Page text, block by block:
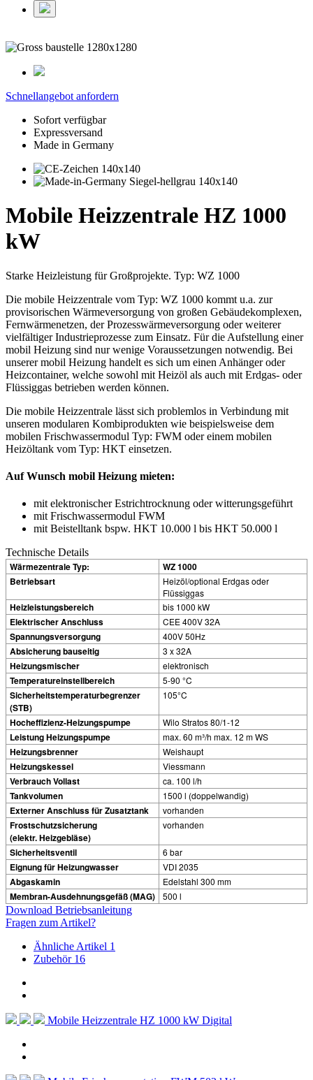
Schnellangebot anfordern
Sofort verfügbar
Expressversand
Made in Germany
Mobile Heizzentrale HZ 1000
kW
Starke Heizleistung für Großprojekte. Typ: WZ 1000
Die mobile Heizzentrale vom Typ: WZ 1000 kommt u.a. zur
provisorischen Wärmeversorgung von großen Gebäudekomplexen,
Fernwärmenetzen, der Prozesswärmeversorgung oder weiterer
vielfältiger Industrieprozesse zum Einsatz. Für die Aufstellung einer
mobil Heizung sind nur wenige Voraussetzungen notwendig. Bei
unserer mobil Heizung handelt es sich um einen Anhänger oder
Heizcontainer, welche sowohl mit Heizöl als auch mit Erdgas- oder
Flüssiggas betrieben werden können.
Die mobile Heizzentrale lässt sich problemlos in Verbindung mit
unseren modularen Kombiprodukten wie beispielsweise dem
mobilen Frischwassermodul Typ: FWM oder einem mobilen
Heizöltank vom Typ: HKT einsetzen.
Auf Wunsch mobil Heizung mieten:
mit elektronischer Estrichtrocknung oder witterungsgeführt
mit Frischwassermodul FWM
mit Beistelltank bspw. HKT 10.000 l bis HKT 50.000 l
Technische Details
Wärmezentrale Typ:
WZ 1000
Betriebsart
Heizöl/optional Erdgas oder
Flüssiggas
Heizleistungsbereich bis 1000 kW
Elektrischer Anschluss CEE 400V 32A
Spannungsversorgung 400V 50Hz
Absicherung bauseitig 3 x 32A
Heizungsmischer elektronisch
Temperatureinstellbereich 5-90 °C
Sicherheitstemperaturbegrenzer
(STB)
105°C
Hocheffizienz-Heizungspumpe Wilo Stratos 80/1-12
Leistung Heizungspumpe max. 60 m³/h max. 12 m WS
Heizungsbrenner Weishaupt
Heizungskessel Viessmann
Verbrauch Vollast ca. 100 l/h
Tankvolumen 1500 l (doppelwandig)
Externer Anschluss für Zusatztank vorhanden
Frostschutzsicherung
(elektr. Heizgebläse)
vorhanden
Sicherheitsventil 6 bar
Eignung für Heizungwasser VDI 2035
Abgaskamin Edelstahl 300 mm
Membran-Ausdehnungsgefäß (MAG)
500 l
Download Betriebsanleitung
Fragen zum Artikel?
Ähnliche Artikel 1
Zubehör 16
Mobile Heizzentrale HZ 1000 kW Digital